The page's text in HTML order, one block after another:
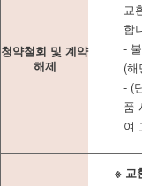
청약철회 및 계약
해제
교
합
-
(
- (
품
여
※ 교